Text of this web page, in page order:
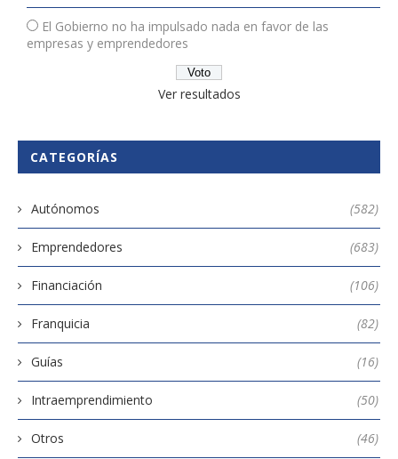
El Gobierno no ha impulsado nada en favor de las
empresas y emprendedores
Ver resultados
CATEGORÍAS
Autónomos (582)
Emprendedores (683)
Financiación (106)
Franquicia (82)
Guías (16)
Intraemprendimiento (50)
Otros (46)